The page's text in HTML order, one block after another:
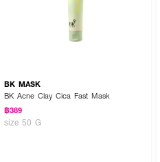
BK MASK
BK Acne Clay Cica Fast Mask
฿389
size 50 G